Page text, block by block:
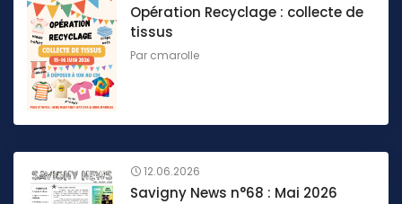
Opération Recyclage : collecte de
tissus
Par cmarolle
12.06.2026
Savigny News n°68 : Mai 2026